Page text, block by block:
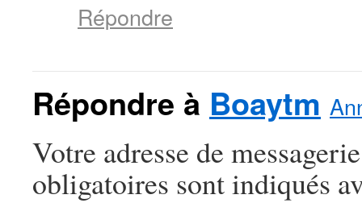
Répondre
Répondre à Boaytm
Votre adresse de
obligatoires sont indiqués